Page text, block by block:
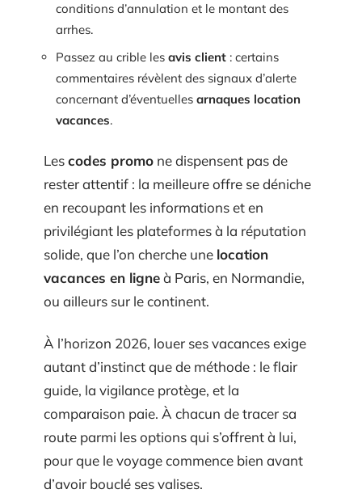
conditions d’annulation et le montant des
arrhes.
Passez au crible les avis client : certains
commentaires révèlent des signaux d’alerte
concernant d’éventuelles arnaques location
vacances.
Lescodes promo ne dispensent pas de
rester attentif : la meilleure offre se déniche
en recoupant les informations et en
privilégiant les plateformes à la réputation
solide, que l’on cherche une location
vacances en ligneà Paris, en Normandie,
ou ailleurs sur le continent.
À l’horizon 2026, louer ses vacances exige
autant d’instinct que de méthode : le flair
guide, la vigilance protège, et la
comparaison paie. À chacun de tracer sa
route parmi les options qui s’offrent à lui,
pour que le voyage commence bien avant
d’avoir bouclé ses valises.